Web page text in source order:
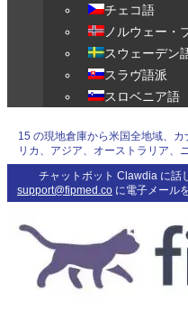
チェコ語
ノルウェー・
スウェーデン
スラヴ語派
スロベニア語
15 の現地倉庫から米国全地域、
リカ、アジア、オーストラリア、
チャットボット Clawdia に話
support@fipmed.co に電子メール